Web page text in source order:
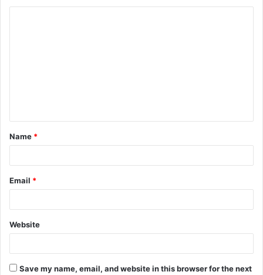
t
*
Name *
Email *
Website
Save my name, email, and website in this browser for the next